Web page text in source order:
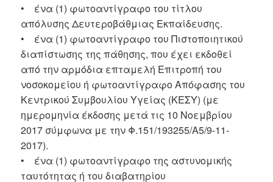
• ένα (1) φωτοαντίγραφο του τίτλου
απόλυσης Δευτεροβάθμιας Εκπαίδευσης.
• ένα (1) φωτοαντίγραφο του Πιστοποιητικού
διαπίστωσης της πάθησης, που έχει εκδοθεί
από την αρμόδια επταμελή Επιτροπή του
νοσοκομείου ή φωτοαντίγραφο Απόφασης του
Κεντρικού Συμβουλίου Υγείας (ΚΕΣΥ) (με
ημερομηνία έκδοσης μετά τις 10 Νοεμβρίου
2017 σύμφωνα με την Φ.151/193255/Α5/9-11-
2017).
• ένα (1) φωτοαντίγραφο της αστυνομικής
ταυτότητας ή του διαβατηρίου